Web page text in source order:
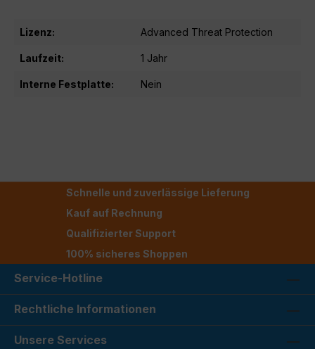
Lizenz: Advanced Threat Protection
Laufzeit: 1 Jahr
Interne Festplatte: Nein
Schnelle und zuverlässige Lieferung
Kauf auf Rechnung
Qualifizierter Support
100% sicheres Shoppen
Service-Hotline
Rechtliche Informationen
Unsere Services